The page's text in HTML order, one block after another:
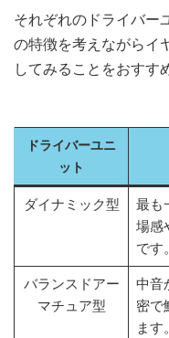
それぞれのドライバー
の特徴を考えながらイ
してみることをおすす
ドライバーユニ
ット
ダイナミック型
最も
場感
です。
バランスドアー
マチュア型
中音
密で
ま